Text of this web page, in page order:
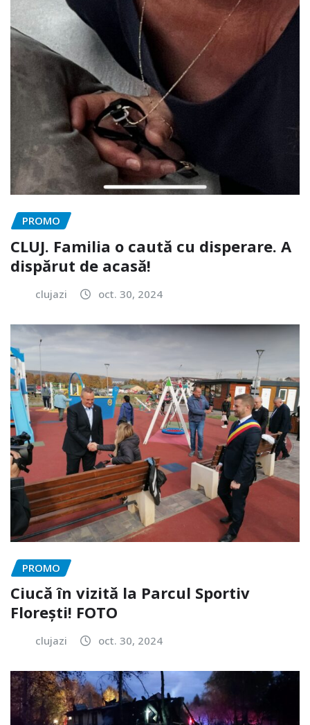
PROMO
CLUJ. Familia o caută cu disperare. A
dispărut de acasă!
clujazi oct. 30, 2024
PROMO
Ciucă în vizită la Parcul Sportiv
Florești! FOTO
clujazi oct. 30, 2024